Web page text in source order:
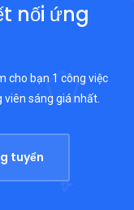
nối ứng
cho bạn 1 công việc
sáng giá nhất.
tuyển